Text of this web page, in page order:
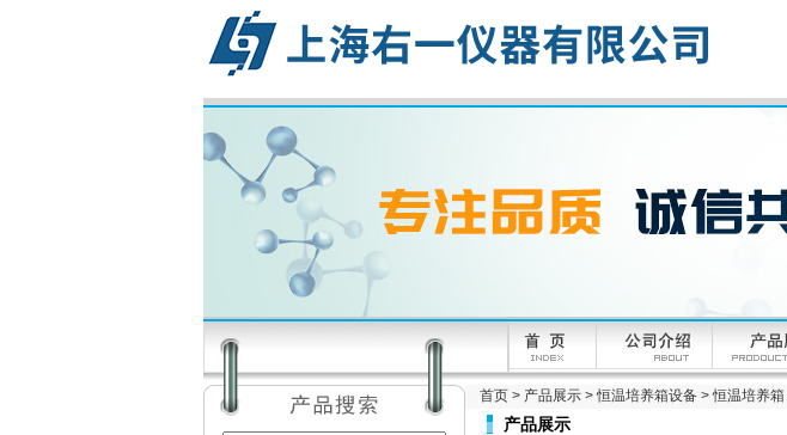
首页 > 产品展示 >恒温培养箱设备 >恒温培养箱
产品展示